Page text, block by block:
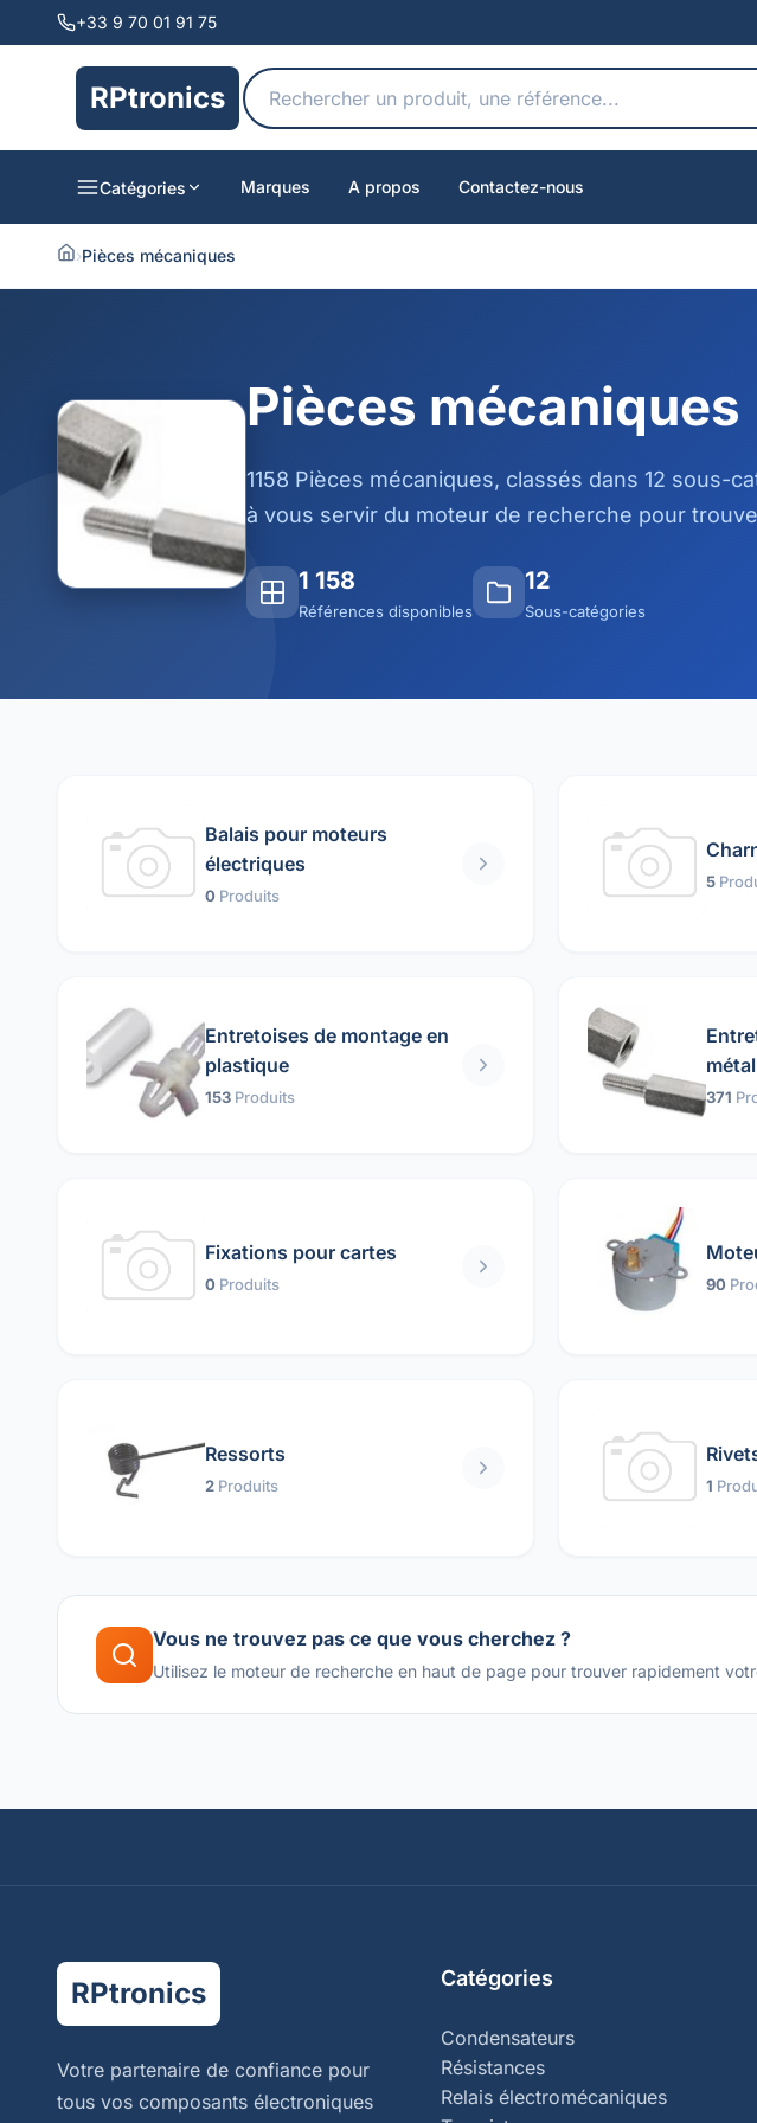
+33 9 70 01 91 75
RPtronics
Catégories Marques A propos Contactez-nous
›Pièces mécaniques
Pièces mécaniques
1158 Pièces mécaniques, classés dans 12 sous-
à vous servir du moteur de recherche pour
1 158
Références disponibles
12
Sous-catégories
Balais pour moteurs
électriques
0 Produits
5
Entretoises de montage en
plastique
153 Produits 371
Fixations pour cartes
0 Produits 90
Ressorts
2 Produits 1
Vous ne trouvez pas ce que vous cherchez ?
Utilisez le moteur de recherche en haut de page pour trouver rapidement
RPtronics
Votre partenaire de confiance pour
tous vos composants électroniques
Catégories
Condensateurs
Résistances
Relais électromécaniques